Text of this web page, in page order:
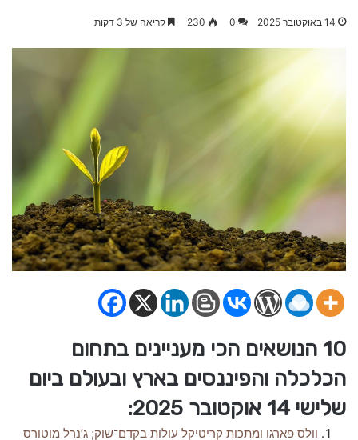
14 באוקטובר 2025 0
230 קריאה של 3 דקות
10 הנושאים הכי מעניינים בתחום
הכלכלה והפיננסים בארץ ובעולם ביום
שלישי 14 אוקטובר 2025:
וולס פארגו ומתכות קריטיקל עולות בקדם־שוק; ג’נרל מוטורס